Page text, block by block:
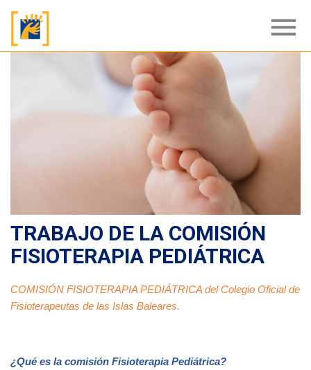
menu
TRABAJO DE LA COMISIÓN
FISIOTERAPIA PEDIÁTRICA
COMISIÓN FISIOTERAPIA PEDIÁTRICA del Colegio Oficial de
Fisioterapeutas de las Islas Baleares.
¿Qué es la comisión Fisioterapia Pediátrica?